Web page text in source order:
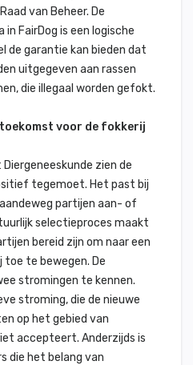
van Beheer. De
FairDog is een logische
de garantie kan bieden dat
uitgegeven aan rassen
die illegaal worden gefokt.
voor de fokkerij
zien de
tegemoet. Het past bij
partijen aan- of
selectieproces maakt
bereid zijn om naar een
te bewegen. De
stromingen te kennen.
stroming, die de nieuwe
op het gebied van
accepteert. Anderzijds is
die het belang van